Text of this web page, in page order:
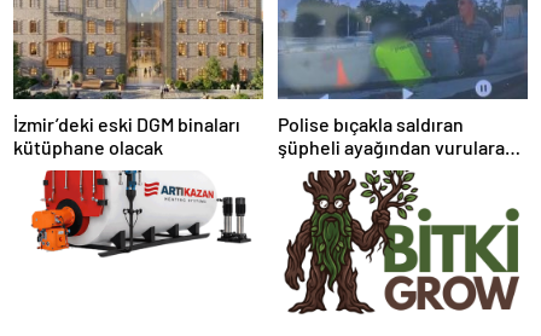
İzmir’deki eski DGM binaları
kütüphane olacak
Polise bıçakla saldıran
şüpheli ayağından vurularak
yakalandı